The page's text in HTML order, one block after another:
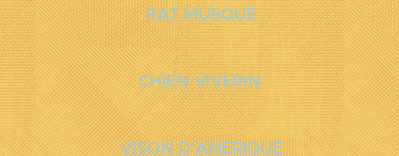
RAT MUSQUE
CHIEN VIVERIN
VISON D'AMERIQUE